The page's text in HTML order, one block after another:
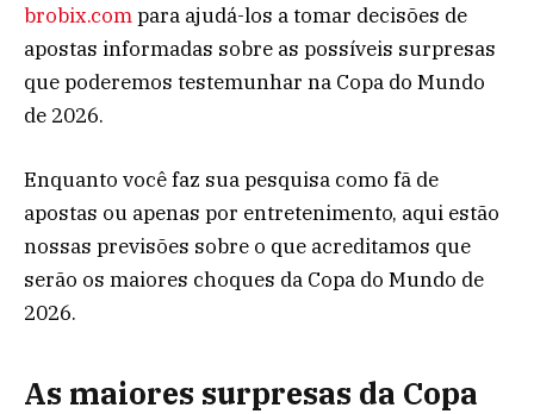
brobix.compara ajudá-los a tomar decisões de
apostas informadas sobre as possíveis surpresas
que poderemos testemunhar na Copa do Mundo
de 2026.
Enquanto você faz sua pesquisa como fã de
apostas ou apenas por entretenimento, aqui estão
nossas previsões sobre o que acreditamos que
serão os maiores choques da Copa do Mundo de
2026.
As maiores surpresas da Copa